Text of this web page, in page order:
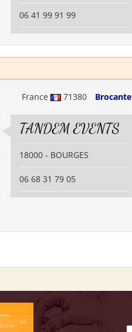
06 41 99 91 99
France 71380 Brocante
TANDEM EVENTS
18000 - BOURGES
06 68 31 79 05